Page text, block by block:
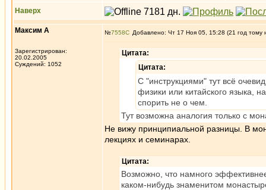
Наверх
Максим А
Зарегистрирован:
20.02.2005
Суждений: 1052
№7558 Добавлено: Чт 17 Ноя 05, 15:28 (21 год тому
Цитата:
Цитата:
С "инструкциями" тут всё
физики или китайского языка,
спорить не о чем.
Тут возможна аналогия только с
Не вижу принципиальной разницы. В
лекциях и семинарах.
Цитата:
Возможно, что намного
каком-нибудь знаменитом